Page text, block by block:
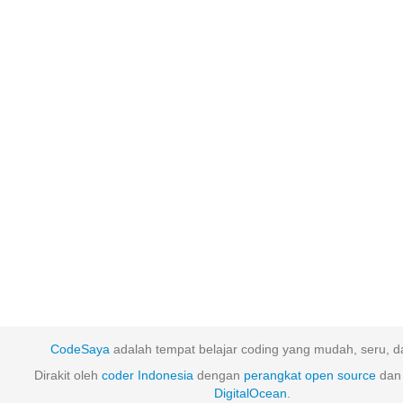
CodeSaya adalah tempat belajar coding yang mudah, seru,
Dirakit oleh coder Indonesia dengan perangkat open source
DigitalOcean